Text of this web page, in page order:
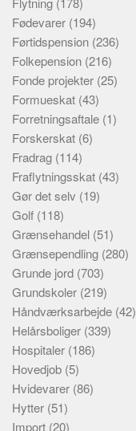
Fødevarer (194)
Førtidspension (236)
Folkepension (216)
Fonde projekter (25)
Formueskat (43)
Forretningsaftale (1)
Forskerskat (6)
Fradrag (114)
Fraflytningsskat (43)
Gør det selv (19)
Golf (118)
Grænsehandel (51)
Grænsependling (280)
Grunde jord (703)
Grundskoler (219)
Håndværksarbejde (42)
Helårsboliger (339)
Hospitaler (186)
Hovedjob (5)
Hvidevarer (86)
Hytter (51)
Import (20)